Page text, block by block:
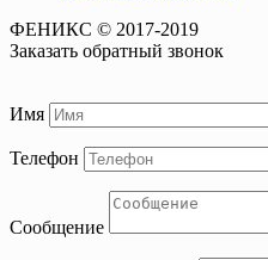
ФЕНИКС © 2017-2019
Заказать обратный звонок
Имя
Телефон
Сообщение